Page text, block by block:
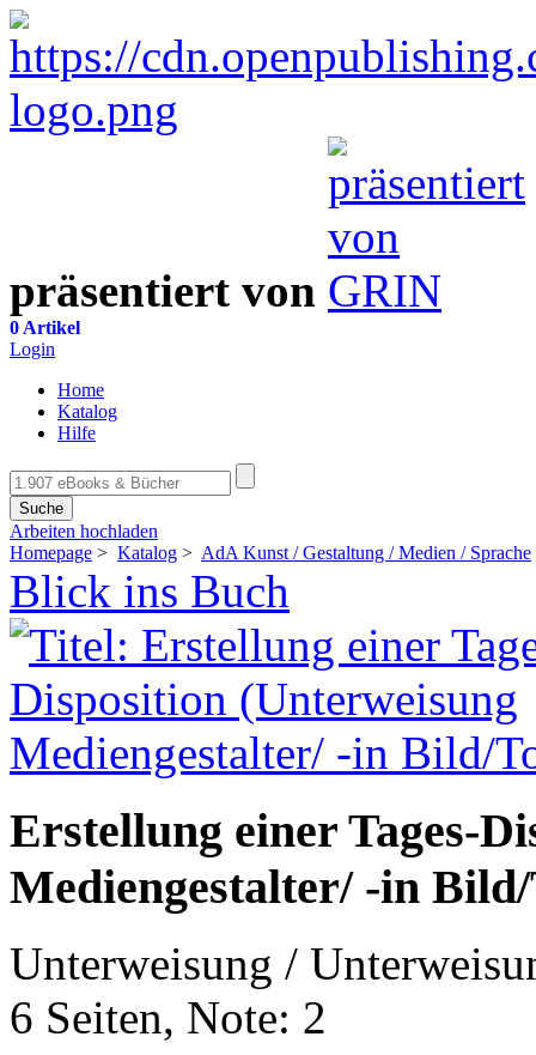
präsentiert von
0 Artikel
Login
Home
Katalog
Hilfe
Suche
Arbeiten hochladen
Homepage > Katalog > AdA Kunst / Gestaltung / Medien / Sprache
Blick ins Buch
Erstellung einer Tages-
Mediengestalter/ -in
Unterweisung /
6 Seiten, Note: 2